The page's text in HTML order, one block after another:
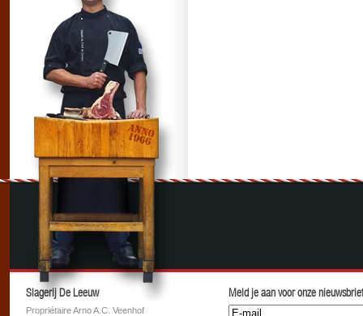
Slagerij De Leeuw
Propriétaire Arno A.C. Veenhof
Meld je aan voor onze